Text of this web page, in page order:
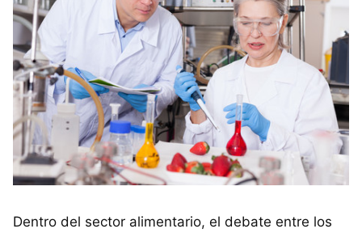
Dentro del sector alimentario, el debate entre los